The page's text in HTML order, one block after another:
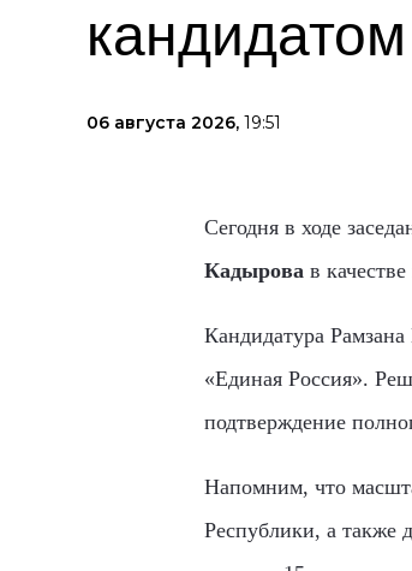
06 августа 2026, 19:51
Сегодня в ходе
Кадыровав
Кандидатура
«Единая Россия».
подтверждение
Напомним, что
Республики, а также